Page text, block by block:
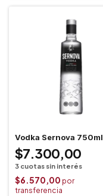
Vodka Sernova 750ml
$7.300,00
$6.570,00